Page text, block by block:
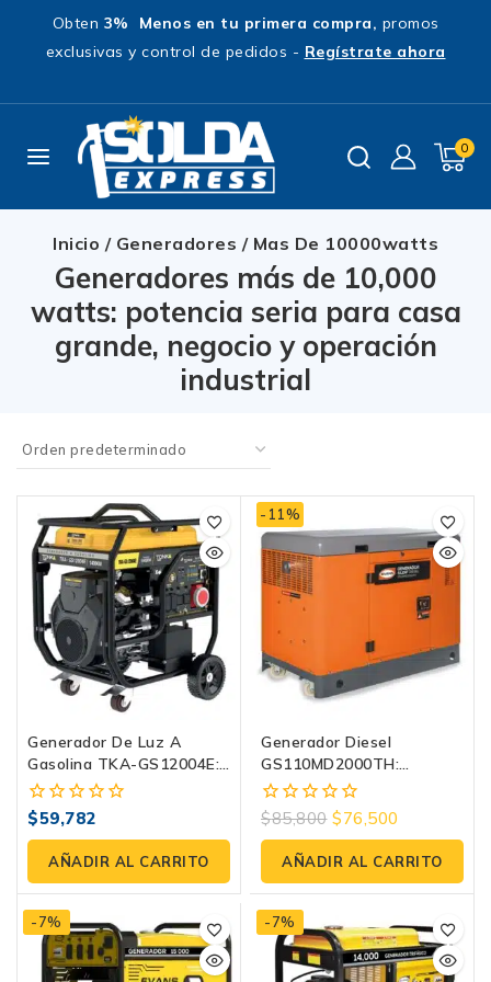
Obten 3% Menos en tu primera compra, promos
exclusivas y control de pedidos - Regístrate ahora
0
Inicio / Generadores / Mas De 10000watts
Generadores más de 10,000
watts: potencia seria para casa
grande, negocio y operación
industrial
Generador De Luz A
Gasolina TKA-GS12004E:
Potencia Industrial De
12000W
0
fuera
5
$59,782
AÑADIR AL CARRITO
-11%
Generador Diesel
GS110MD2000TH:
Potencia Industrial
Inagotable | Evans
0
fuera
5
$85,800 $76,500
AÑADIR AL CARRITO
-7% -7%